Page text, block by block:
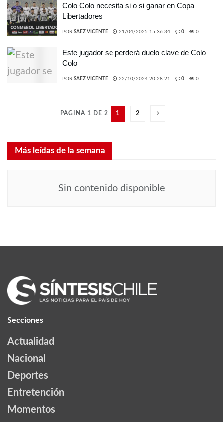
Colo Colo necesita si o si ganar en Copa
Libertadores
POR SAEZ VICENTE 21/04/2025 15:36:34 0 0
Este jugador se perderá duelo clave de Colo
Colo
POR SAEZ VICENTE 22/10/2024 20:28:21 0 0
PAGINA 1 DE 2 1 2
Más leídas de la semana
Sin contenido disponible
Secciones
Actualidad
Nacional
Deportes
Entretención
Momentos